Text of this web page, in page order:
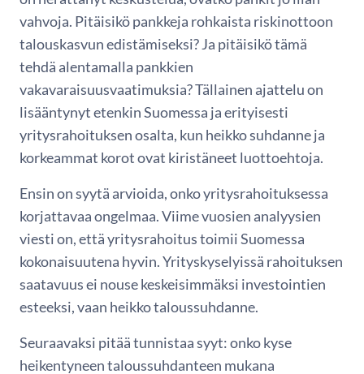
vahvoja. Pitäisikö pankkeja rohkaista riskinottoon
talouskasvun edistämiseksi? Ja pitäisikö tämä
tehdä alentamalla pankkien
vakavaraisuusvaatimuksia? Tällainen ajattelu on
lisääntynyt etenkin Suomessa ja erityisesti
yritysrahoituksen osalta, kun heikko suhdanne ja
korkeammat korot ovat kiristäneet luottoehtoja.
Ensin on syytä arvioida, onko yritysrahoituksessa
korjattavaa ongelmaa. Viime vuosien analyysien
viesti on, että yritysrahoitus toimii Suomessa
kokonaisuutena hyvin. Yrityskyselyissä rahoituksen
saatavuus ei nouse keskeisimmäksi investointien
esteeksi, vaan heikko taloussuhdanne.
Seuraavaksi pitää tunnistaa syyt: onko kyse
heikentyneen taloussuhdanteen mukana